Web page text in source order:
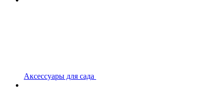
Аксессуары для сада